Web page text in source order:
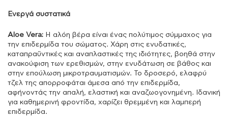
Ενεργά συστατικά
Aloe Vera: Η αλόη βέρα είναι ένας πολύτιμος σύμμαχος για
την επιδερμίδα του σώματος. Χάρη στις ενυδατικές,
καταπραϋντικές και αναπλαστικές της ιδιότητες, βοηθά στην
ανακούφιση των ερεθισμών, στην ενυδάτωση σε βάθος και
στην επούλωση μικροτραυματισμών. Το δροσερό, ελαφρύ
τζελ της απορροφάται άμεσα από την επιδερμίδα,
αφήνοντάς την απαλή, ελαστική και αναζωογονημένη. Ιδανική
για καθημερινή φροντίδα, χαρίζει θρεμμένη και λαμπερή
επιδερμίδα.